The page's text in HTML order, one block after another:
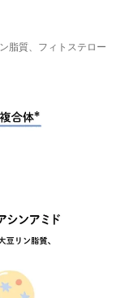
脂質、フィトステロー